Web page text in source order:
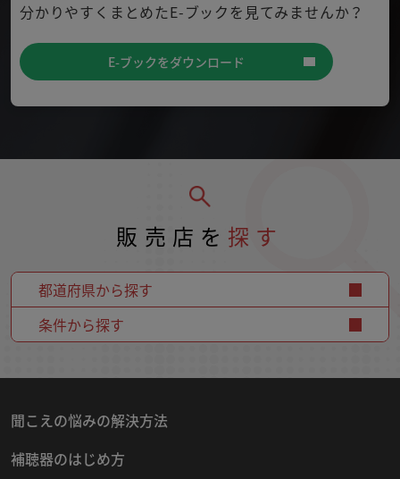
分かりやすくまとめたE-ブックを見てみませんか？
E-ブックをダウンロード
販売店を 探す
都道府県から探す
条件から探す
聞こえの悩みの解決方法
補聴器のはじめ方